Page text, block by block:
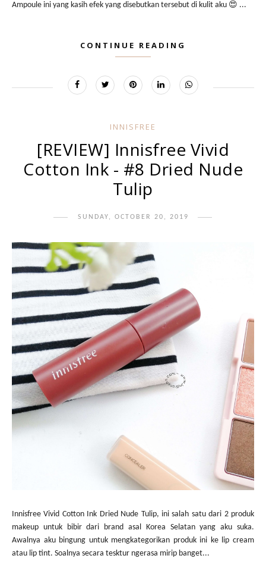
Ampoule ini yang kasih efek yang disebutkan tersebut di kulit aku 😍 ...
CONTINUE READING
INNISFREE
[REVIEW] Innisfree Vivid
Cotton Ink - #8 Dried Nude
Tulip
SUNDAY, OCTOBER 20, 2019
Innisfree Vivid Cotton Ink Dried Nude Tulip, ini salah satu dari 2 produk
makeup untuk bibir dari brand asal Korea Selatan yang aku suka.
Awalnya aku bingung untuk mengkategorikan produk ini ke lip cream
atau lip tint. Soalnya secara tesktur ngerasa mirip banget...